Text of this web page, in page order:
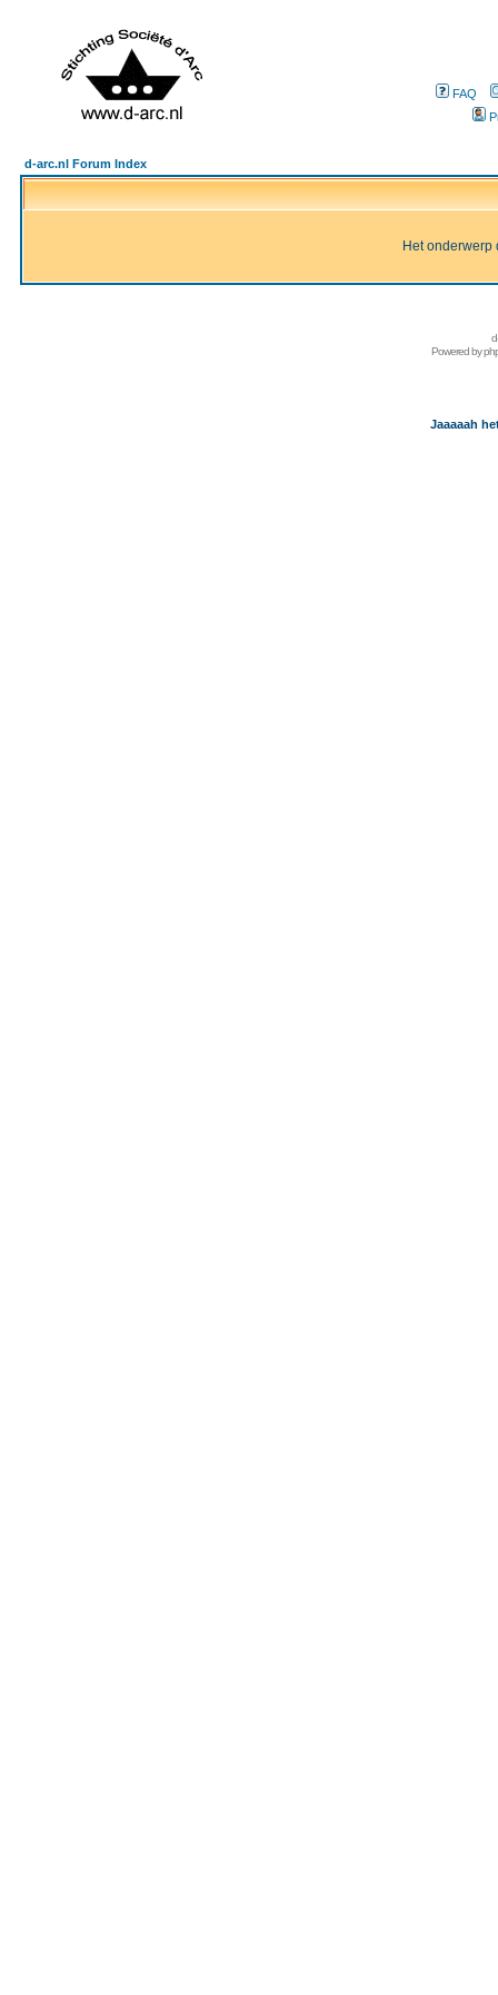
FAQ
d-arc.nl Forum Index
Het onderwerp
Powered by
Jaaaaah